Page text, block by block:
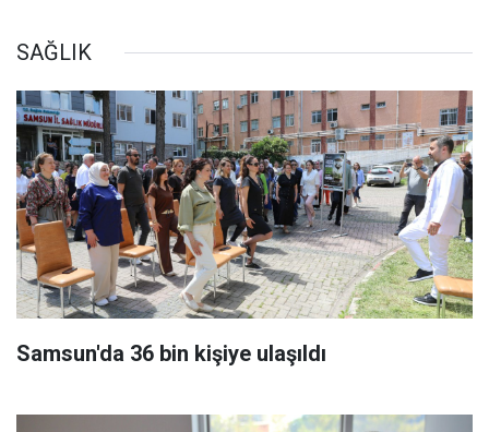
SAĞLIK
Samsun'da 36 bin kişiye ulaşıldı